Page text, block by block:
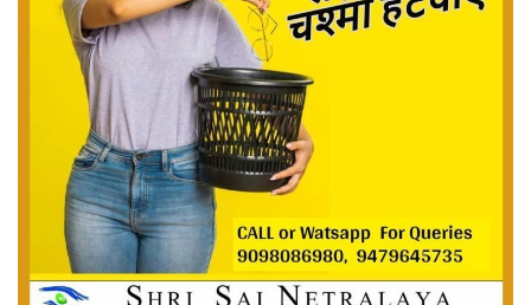
वीडियो